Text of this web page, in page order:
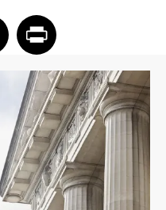
on Email
EmailShare article on Print